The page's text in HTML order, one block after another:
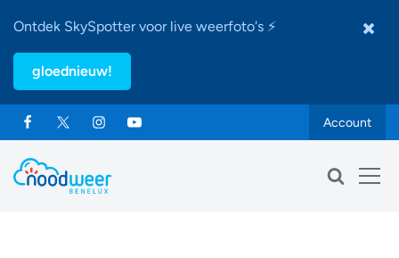
Ontdek SkySpotter voor live weerfoto's ⚡
gloednieuw!
Account